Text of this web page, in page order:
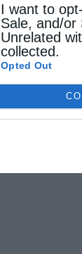
I want to
Sale, and/or
Unrelated
collected.
Opted Out